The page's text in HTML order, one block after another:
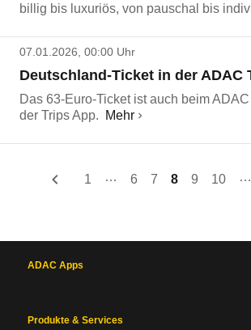
billig bis luxuriös, von pauschal bis
07.01.2026, 00:00 Uhr
Deutschland-Ticket in der ADAC
Das 63-Euro-Ticket ist auch beim
der Trips App.
Mehr
1 … 6 7 8 9 10 …
ADAC Apps
Produkte & Services